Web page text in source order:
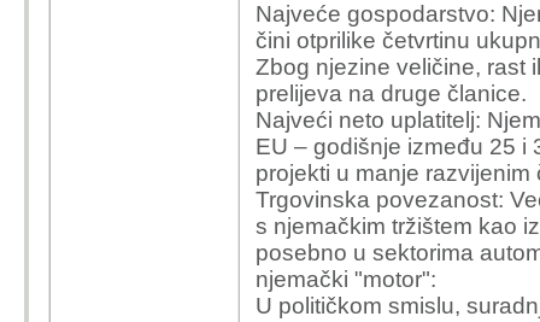
Najveće gospodarstvo:
čini otprilike četvrtinu
Zbog njezine veličine, rast
prelijeva na druge članice.
Najveći neto uplatitelj:
EU – godišnje između 25 i
projekti u manje razvijenim
Trgovinska povezanost:
s njemačkim tržištem kao
posebno u sektorima
njemački "motor":
U političkom smislu,